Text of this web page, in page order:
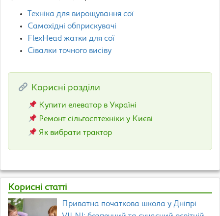
Техніка для вирощування сої
Самохідні обприскувачі
FlexHead жатки для сої
Сівалки точного висіву
Корисні розділи
Купити елеватор в Україні
Ремонт сільгосптехніки у Києві
Як вибрати трактор
Корисні статті
Приватна початкова школа у Дніпрі